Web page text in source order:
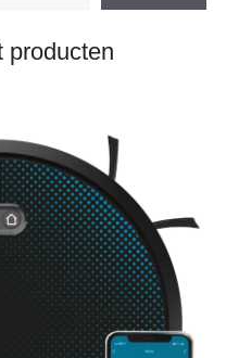
producten